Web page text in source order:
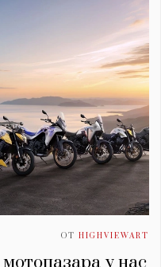
ОТ HIGHVIEWART